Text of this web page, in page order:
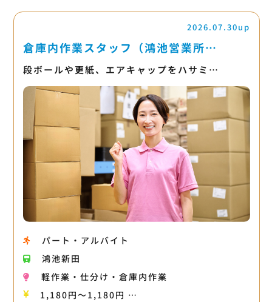
2026.07.30up
倉庫内作業スタッフ（鴻池営業所…
段ボールや更紙、エアキャップをハサミ…
パート・アルバイト
鴻池新田
軽作業・仕分け・倉庫内作業
1,180円〜1,180円 …